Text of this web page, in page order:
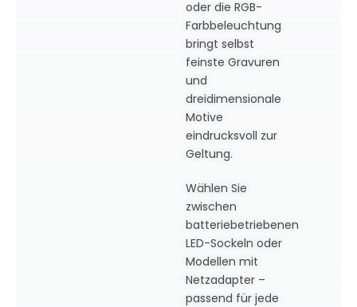
oder die RGB-
Farbbeleuchtung
bringt selbst
feinste Gravuren
und
dreidimensionale
Motive
eindrucksvoll zur
Geltung.
Wählen Sie
zwischen
batteriebetriebenen
LED-Sockeln oder
Modellen mit
Netzadapter –
passend für jede